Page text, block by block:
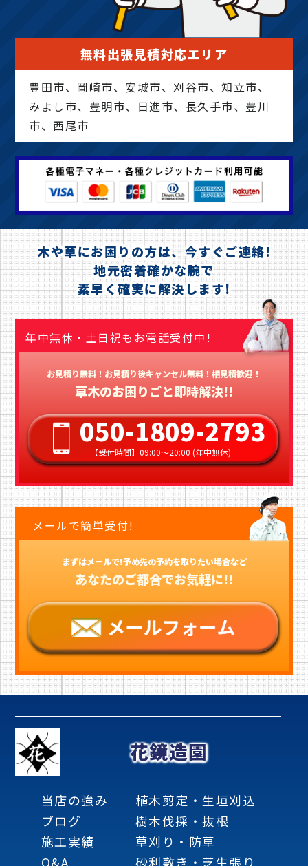
無料出張見積対応エリア
豊田市、岡崎市、安城市、刈谷市、知立市、
みよし市、豊明市、日進市、長久手市、豊川
市、西尾市
木や草にお困りの方は、今すぐご連絡!
地元密着確かな腕で
素早く確実に解決します!
年中無休・土日祝もお電話受付中!
お見積り無料！お見積り後キャンセル無料！相見積歓迎！
草木のお困りごと即時解決!!
050-1809-2793
【受付時間】09:00〜20:00 (年中無休)
メールで簡単受付!
まずはメールで!予め先の予約を取りたい場合など
あなたのご都合でお気軽に!!
花鏡造園
当店の強み
ブログ
施工実績
Q&A
植木剪定・生垣刈込
樹木伐採・抜根
草刈り・防草
砂利敷き・芝生張り